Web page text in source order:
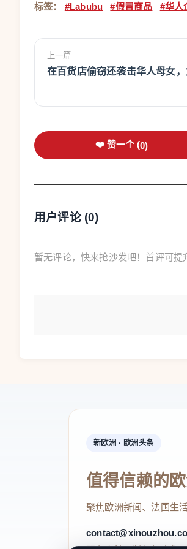
标签： #Labubu #假冒商品 #华人
上一篇
在百货店偷窃还袭击华人母女
❤️ 赞一个 (0)
用户评论 (0)
暂无评论，快来抢沙发吧！首评可提
新欧洲 · 欧洲头条
值得信赖的
聚焦欧洲新闻、法国生